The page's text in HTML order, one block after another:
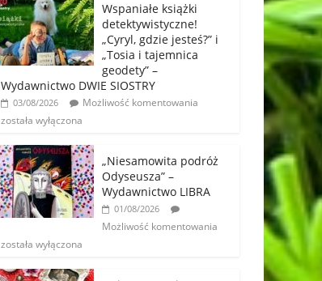
Wspaniałe książki
detektywistyczne!
„Cyryl, gdzie jesteś?” i
„Tosia i tajemnica
geodety” –
Wydawnictwo DWIE SIOSTRY
03/08/2026
Możliwość komentowania
została wyłączona
„Niesamowita podróż
Odyseusza” –
Wydawnictwo LIBRA
01/08/2026
Możliwość komentowania
została wyłączona